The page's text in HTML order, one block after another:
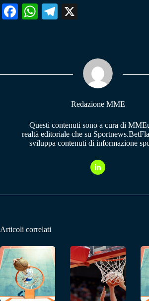
Fa W
pp
Te
m
Redazione MME
Questi contenuti sono a cura di
realtà editoriale che su
sviluppa contenuti di informazione
Articoli correlati